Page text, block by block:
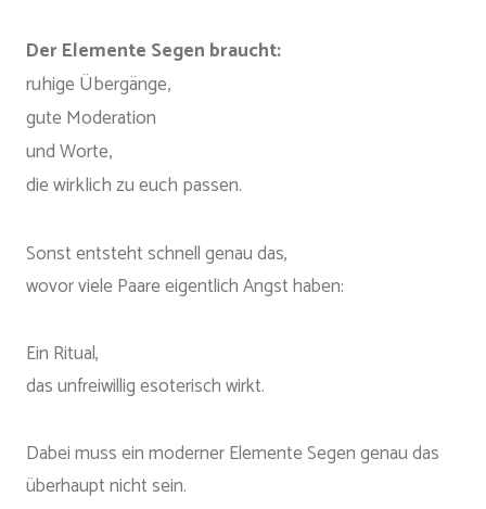
Der Elemente Segen braucht:
ruhige Übergänge,
gute Moderation
und Worte,
die wirklich zu euch passen.
Sonst entsteht schnell genau das,
wovor viele Paare eigentlich Angst haben:
Ein Ritual,
das unfreiwillig esoterisch wirkt.
Dabei muss ein moderner Elemente Segen genau das
überhaupt nicht sein.